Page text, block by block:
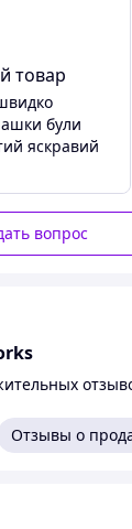
тем, как
«гной» на
и
товар
були
яскравий
вопрос
Отзывы о